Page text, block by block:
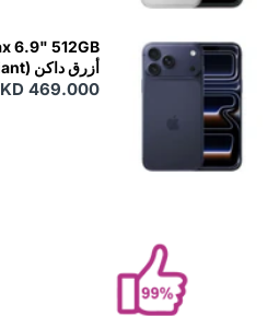
أزرق داكن (US Variant)
KD 469.000